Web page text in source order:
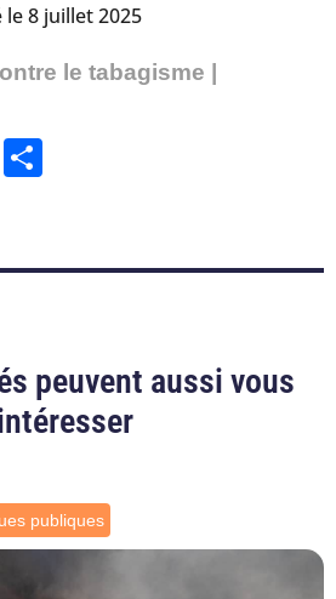
le 8 juillet 2025
le tabagisme |
Email
peuvent aussi vous
publiques